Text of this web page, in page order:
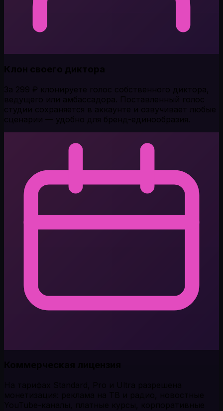
Клон своего диктора
За 299 ₽ клонируете голос собственного диктора,
ведущего или амбассадора. Поставленный голос
студии сохраняется в аккаунте и озвучивает любые
сценарии — удобно для бренд-единообразия.